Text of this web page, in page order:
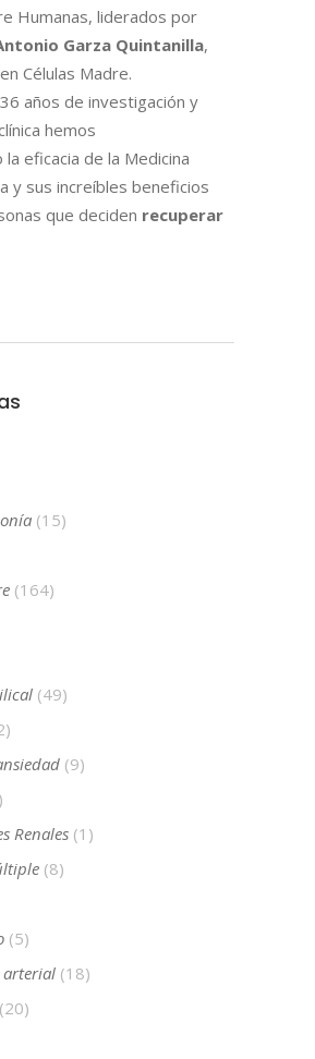
Humanas, liderados por
Garza Quintanilla,
Células Madre.
años de investigación y
hemos
eficacia de la Medicina
y sus increíbles beneficios
que deciden recuperar
(15)
(164)
(49)
(9)
Renales (1)
(8)
(5)
arterial (18)
(20)